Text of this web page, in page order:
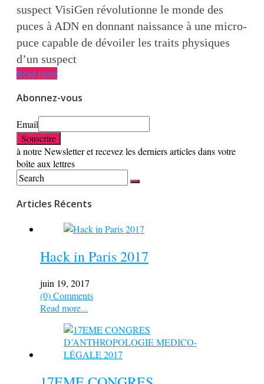
suspect VisiGen révolutionne le monde des
puces à ADN en donnant naissance à une micro-
puce capable de dévoiler les traits physiques
d’un suspect
Read more
Abonnez-vous
Email
à notre Newsletter et recevez les derniers articles dans votre
boîte aux lettres
Articles Récents
Hack in Paris 2017
juin 19, 2017
(0) Comments
Read more...